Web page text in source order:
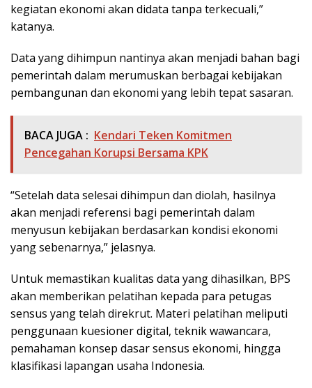
kegiatan ekonomi akan didata tanpa terkecuali,”
katanya.
Data yang dihimpun nantinya akan menjadi bahan bagi
pemerintah dalam merumuskan berbagai kebijakan
pembangunan dan ekonomi yang lebih tepat sasaran.
BACA JUGA : Kendari Teken Komitmen
Pencegahan Korupsi Bersama KPK
“Setelah data selesai dihimpun dan diolah, hasilnya
akan menjadi referensi bagi pemerintah dalam
menyusun kebijakan berdasarkan kondisi ekonomi
yang sebenarnya,” jelasnya.
Untuk memastikan kualitas data yang dihasilkan, BPS
akan memberikan pelatihan kepada para petugas
sensus yang telah direkrut. Materi pelatihan meliputi
penggunaan kuesioner digital, teknik wawancara,
pemahaman konsep dasar sensus ekonomi, hingga
klasifikasi lapangan usaha Indonesia.